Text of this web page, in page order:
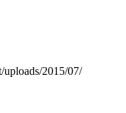
2015/07/